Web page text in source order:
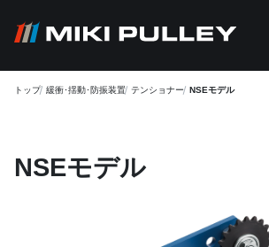
トップ 緩衝･揺動･防振装置 テンショナー NSEモデル
NSEモデル